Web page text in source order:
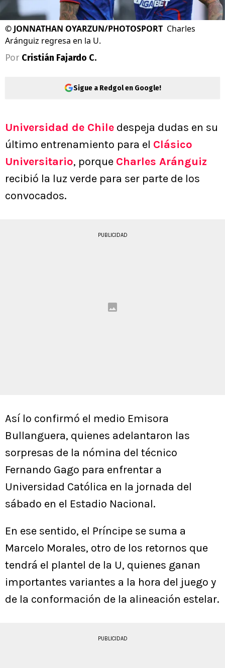
©JONNATHAN OYARZUN/PHOTOSPORT Charles
Aránguiz regresa en la U.
Por Cristián Fajardo C.
Sigue a Redgol en Google!
Universidad de Chile despeja dudas en su
último entrenamiento para el Clásico
Universitario, porque Charles Aránguiz
recibió la luz verde para ser parte de los
convocados.
PUBLICIDAD
Así lo confirmó el medio Emisora
Bullanguera, quienes adelantaron las
sorpresas de la nómina del técnico
Fernando Gago para enfrentar a
Universidad Católica en la jornada del
sábado en el Estadio Nacional.
En ese sentido, el Príncipe se suma a
Marcelo Morales, otro de los retornos que
tendrá el plantel de la U, quienes ganan
importantes variantes a la hora del juego y
de la conformación de la alineación estelar.
PUBLICIDAD